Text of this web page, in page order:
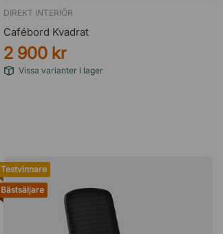
DIREKT INTERIÖR
Cafébord Kvadrat
2 900 kr
Vissa varianter i lager
Testvinnare
Bästsäljare